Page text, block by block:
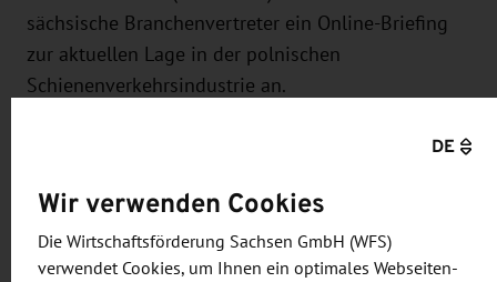
sächsische Branchenvertreter ein Online-Briefing
zur aktuellen Lage in der polnischen
Schienenverkehrsindustrie an.
Im zweistündigen Online-Format erhalten Sie von
über:
die aktuelle wirtschaftspolitische Situation in
DE
Wir verwenden Cookies
Die Wirtschaftsförderung Sachsen GmbH (WFS)
verwendet Cookies, um Ihnen ein optimales Webseiten-